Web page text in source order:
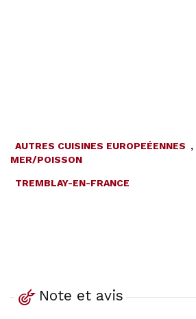
AUTRES CUISINES EUROPEÉENNES ,
MER/POISSON
TREMBLAY-EN-FRANCE
Note et avis